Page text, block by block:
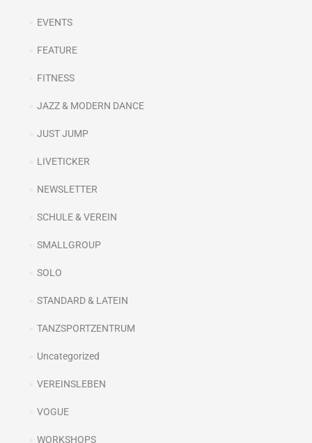
EVENTS
FEATURE
FITNESS
JAZZ & MODERN DANCE
JUST JUMP
LIVETICKER
NEWSLETTER
SCHULE & VEREIN
SMALLGROUP
SOLO
STANDARD & LATEIN
TANZSPORTZENTRUM
Uncategorized
VEREINSLEBEN
VOGUE
WORKSHOPS